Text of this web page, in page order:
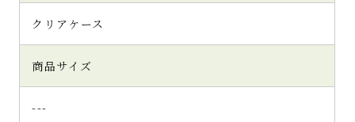
クリアケース
商品サイズ
---